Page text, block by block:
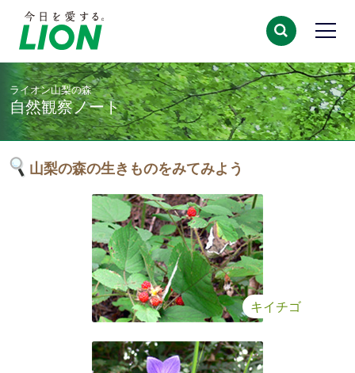
ライオン山梨の森
自然観察ノート
山梨の森の生きものをみてみよう
キイチゴ